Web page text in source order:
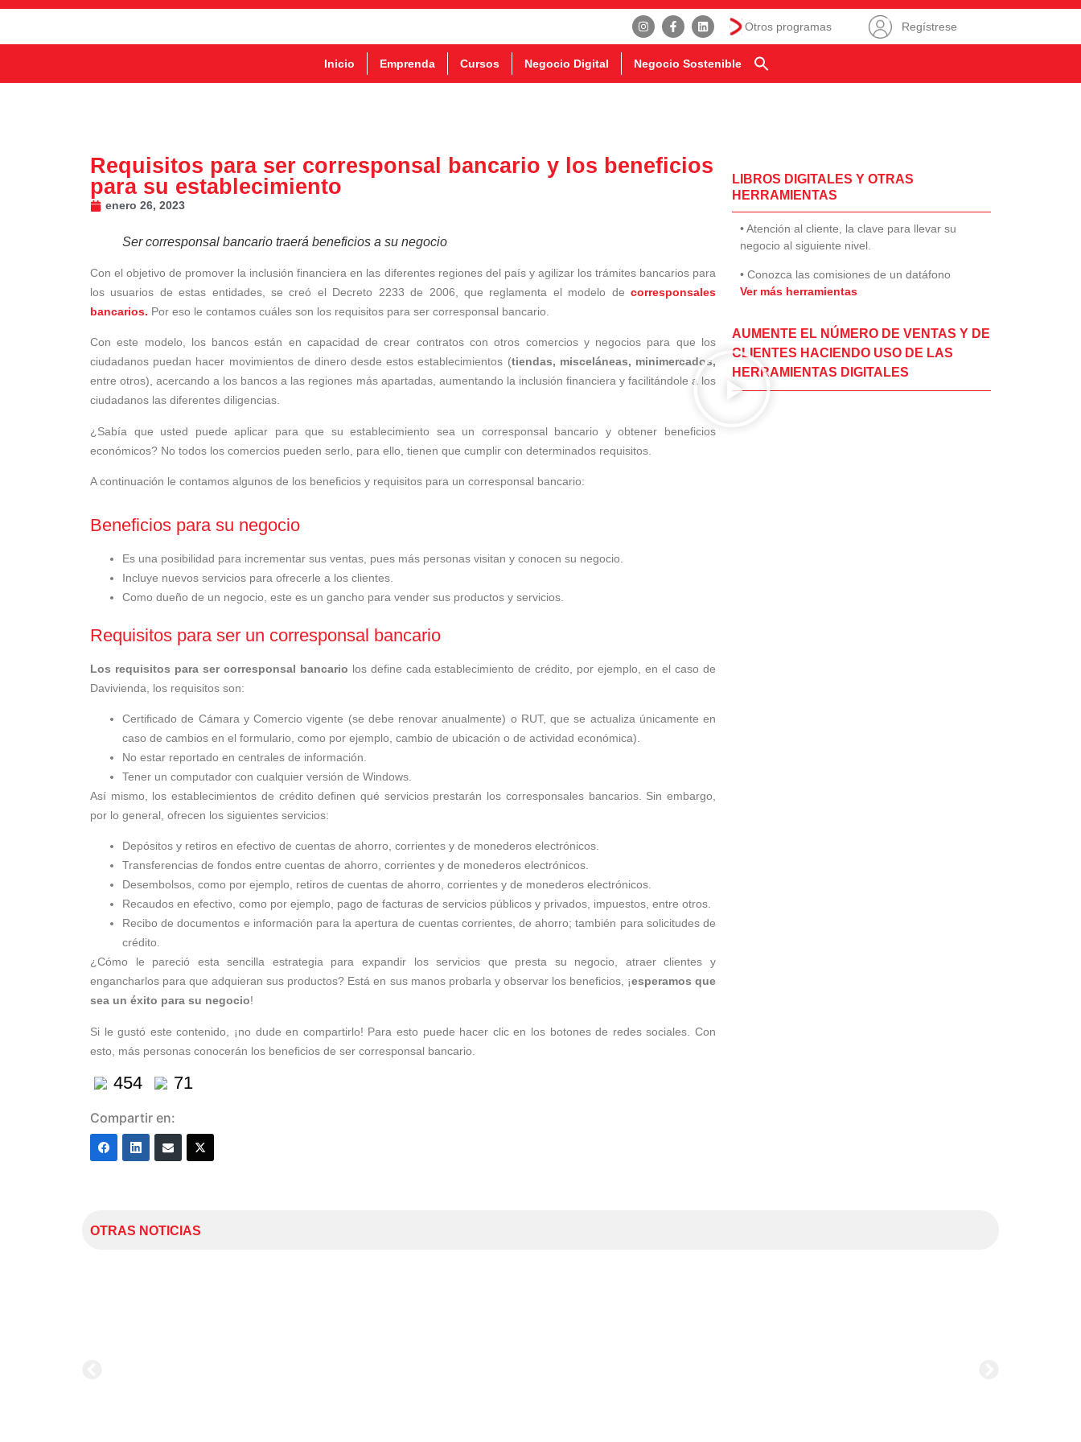
Otros programas Regístrese
Inicio Emprenda Cursos Negocio Digital Negocio Sostenible
Requisitos para ser corresponsal bancario y los beneficios
para su establecimiento
enero 26, 2023
Ser corresponsal bancario traerá beneficios a su negocio
Con el objetivo de promover la inclusión financiera en las diferentes regiones del país y agilizar los trámites bancarios para
los usuarios de estas entidades, se creó el Decreto 2233 de 2006, que reglamenta el modelo de corresponsales
bancarios. Por eso le contamos cuáles son los requisitos para ser corresponsal bancario.
Con este modelo, los bancos están en capacidad de crear contratos con otros comercios y negocios para que los
ciudadanos puedan hacer movimientos de dinero desde estos establecimientos (tiendas, misceláneas, minimercados,
entre otros), acercando a los bancos a las regiones más apartadas, aumentando la inclusión financiera y facilitándole a los
ciudadanos las diferentes diligencias.
¿Sabía que usted puede aplicar para que su establecimiento sea un corresponsal bancario y obtener beneficios
económicos? No todos los comercios pueden serlo, para ello, tienen que cumplir con determinados requisitos.
A continuación le contamos algunos de los beneficios y requisitos para un corresponsal bancario:
Beneficios para su negocio
Es una posibilidad para incrementar sus ventas, pues más personas visitan y conocen su negocio.
Incluye nuevos servicios para ofrecerle a los clientes.
Como dueño de un negocio, este es un gancho para vender sus productos y servicios.
Requisitos para ser un corresponsal bancario
Los requisitos para ser corresponsal bancario los define cada establecimiento de crédito, por ejemplo, en el caso de
Davivienda, los requisitos son:
Certificado de Cámara y Comercio vigente (se debe renovar anualmente) o RUT, que se actualiza únicamente en
caso de cambios en el formulario, como por ejemplo, cambio de ubicación o de actividad económica).
No estar reportado en centrales de información.
Tener un computador con cualquier versión de Windows.
Así mismo, los establecimientos de crédito definen qué servicios prestarán los corresponsales bancarios. Sin embargo,
por lo general, ofrecen los siguientes servicios:
Depósitos y retiros en efectivo de cuentas de ahorro, corrientes y de monederos electrónicos.
Transferencias de fondos entre cuentas de ahorro, corrientes y de monederos electrónicos.
Desembolsos, como por ejemplo, retiros de cuentas de ahorro, corrientes y de monederos electrónicos.
Recaudos en efectivo, como por ejemplo, pago de facturas de servicios públicos y privados, impuestos, entre otros.
Recibo de documentos e información para la apertura de cuentas corrientes, de ahorro; también para solicitudes de
crédito.
¿Cómo le pareció esta sencilla estrategia para expandir los servicios que presta su negocio, atraer clientes y
engancharlos para que adquieran sus productos? Está en sus manos probarla y observar los beneficios, ¡esperamos que
sea un éxito para su negocio!
Si le gustó este contenido, ¡no dude en compartirlo! Para esto puede hacer clic en los botones de redes sociales. Con
esto, más personas conocerán los beneficios de ser corresponsal bancario.
454 71
Compartir en:
LIBROS DIGITALES Y OTRAS
HERRAMIENTAS
• Atención al cliente, la clave para llevar su
negocio al siguiente nivel.
• Conozca las comisiones de un datáfono
Ver más herramientas
AUMENTE EL NÚMERO DE VENTAS Y DE
CLIENTES HACIENDO USO DE LAS
HERRAMIENTAS DIGITALES
OTRAS NOTICIAS